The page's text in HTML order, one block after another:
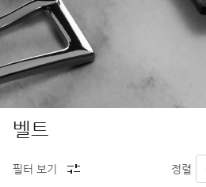
벨트
필터 보기 정렬